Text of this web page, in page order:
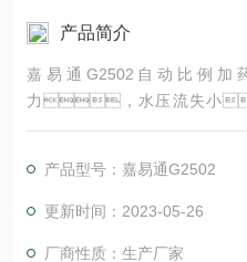
产品简介
嘉易通G2502自动比例加
力，水压流失小
施，用比例泵内的水动
中。
产品型号：嘉易通G2502
更新时间：2023-05-26
厂商性质：生产厂家